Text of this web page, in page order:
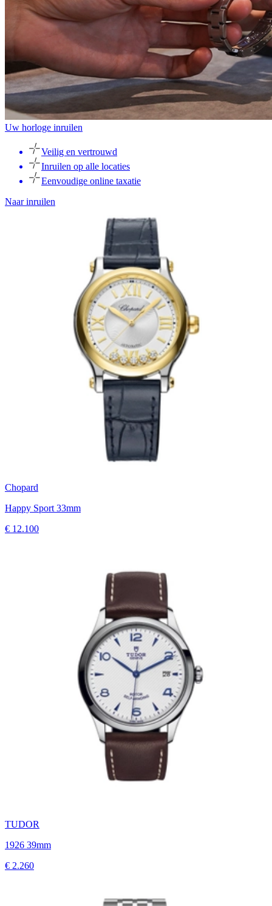
Uw horloge inruilen
Veilig en vertrouwd
Inruilen op alle locaties
Eenvoudige online taxatie
Naar inruilen
Chopard
Happy Sport 33mm
€ 12.100
TUDOR
1926 39mm
€ 2.260